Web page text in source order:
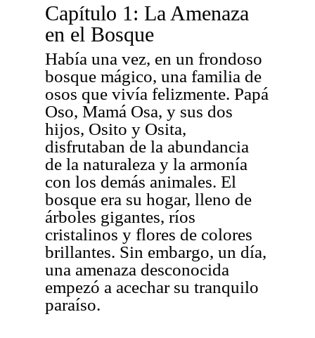
Capítulo 1: La Amenaza
en el Bosque
Había una vez, en un frondoso
bosque mágico, una familia de
osos que vivía felizmente. Papá
Oso, Mamá Osa, y sus dos
hijos, Osito y Osita,
disfrutaban de la abundancia
de la naturaleza y la armonía
con los demás animales. El
bosque era su hogar, lleno de
árboles gigantes, ríos
cristalinos y flores de colores
brillantes. Sin embargo, un día,
una amenaza desconocida
empezó a acechar su tranquilo
paraíso.